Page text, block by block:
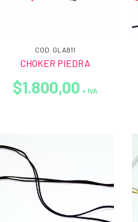
COD. GLA811
CHOKER PIEDRA
$1.800,00 + IVA